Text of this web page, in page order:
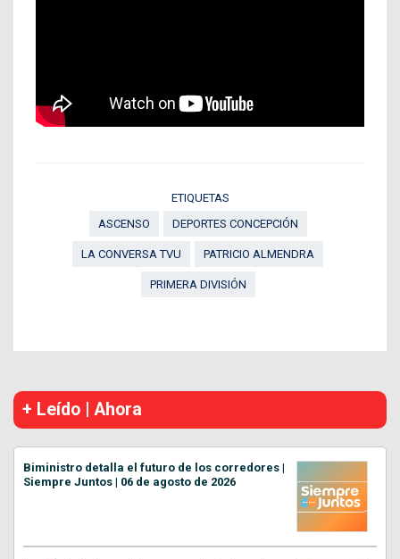
ETIQUETAS
ASCENSO
DEPORTES CONCEPCIÓN
LA CONVERSA TVU PATRICIO ALMENDRA
PRIMERA DIVISIÓN
+ Leído | Ahora
Biministro detalla el futuro de los corredores |
Siempre Juntos | 06 de agosto de 2026